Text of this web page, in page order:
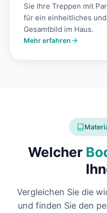
Sie Ihre Treppen mit
für ein einheitliches
Gesamtbild im Haus.
Mehr erfahren
Welcher
Vergleichen Sie die
und finden Sie den